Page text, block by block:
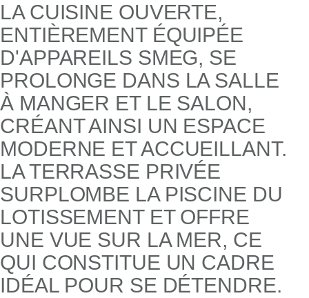
LA CUISINE OUVERTE,
ENTIÈREMENT ÉQUIPÉE
D'APPAREILS SMEG, SE
PROLONGE DANS LA SALLE
À MANGER ET LE SALON,
CRÉANT AINSI UN ESPACE
MODERNE ET ACCUEILLANT.
LA TERRASSE PRIVÉE
SURPLOMBE LA PISCINE DU
LOTISSEMENT ET OFFRE
UNE VUE SUR LA MER, CE
QUI CONSTITUE UN CADRE
IDÉAL POUR SE DÉTENDRE.